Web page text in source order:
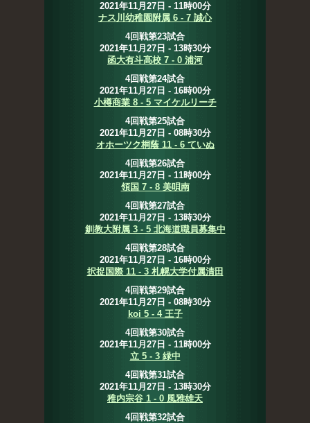
2021年11月27日 - 11時00分
ナス川幼稚園附属 6 - 7 誠心
4回戦第23試合
2021年11月27日 - 13時30分
函大有斗高校 7 - 0 浦河
4回戦第24試合
2021年11月27日 - 16時00分
小樽商業 8 - 5 マイケルリーチ
4回戦第25試合
2021年11月27日 - 08時30分
オホーツク桐蔭 11 - 6 ていぬ
4回戦第26試合
2021年11月27日 - 11時00分
領国 7 - 8 美唄南
4回戦第27試合
2021年11月27日 - 13時30分
釧教大附属 3 - 5 北海道職員募集中
4回戦第28試合
2021年11月27日 - 16時00分
択捉国際 11 - 3 札幌大学付属清田
4回戦第29試合
2021年11月27日 - 08時30分
koi 5 - 4 王子
4回戦第30試合
2021年11月27日 - 11時00分
立 5 - 3 緑中
4回戦第31試合
2021年11月27日 - 13時30分
稚内宗谷 1 - 0 風雅雄天
4回戦第32試合